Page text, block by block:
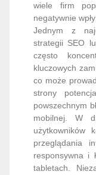
wiele firm
negatywnie
Jednym z
strategii SEO
często
kluczowych
co może
strony
powszechnym
mobilnej. W
użytkowników
przeglądania
responsywna i
tabletach.